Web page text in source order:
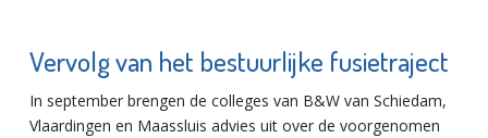
Vervolg van het bestuurlijke fusietraject
In september brengen de colleges van B&W van Schiedam,
Vlaardingen en Maassluis advies uit over de voorgenomen